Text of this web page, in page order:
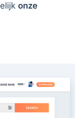
onze